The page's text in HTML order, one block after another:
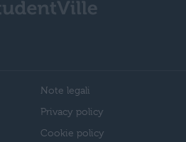
Note legali
Privacy policy
Cookie policy